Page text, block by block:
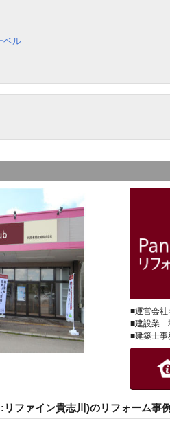
ベル
■運営会
■建設業
■建築士
リファイン貴志川)のリフォーム事